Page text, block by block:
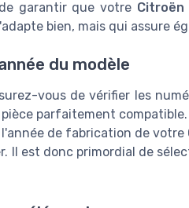
garantir que votre Citroën
bien, mais qui assure
du modèle
vous de vérifier les
parfaitement compatible.
l'année de fabrication de
Il est donc primordial de